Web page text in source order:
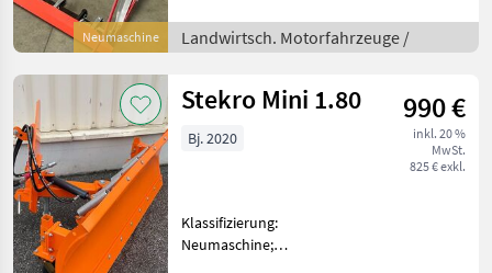
Neumaschine
10009322; Arbeitsbreite: 2;
Motormäher Anbaugerät:
Getriebetyp: Hy
Landwirtsch. Motorfahrzeuge /
Stekro Mini 1.80 990 €
inkl. 20 %
MwSt.
825 € exkl.
Bj. 2020
Klassifizierung:
Neumaschine;